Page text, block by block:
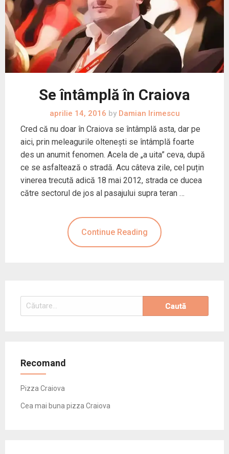
Se întâmplă în Craiova
aprilie 14, 2016 byDamian Irimescu
Cred că nu doar în Craiova se întâmplă asta, dar pe
aici, prin meleagurile oltenești se întâmplă foarte
des un anumit fenomen. Acela de „a uita” ceva, după
ce se asfaltează o stradă. Acu câteva zile, cel puțin
vinerea trecută adică 18 mai 2012, strada ce ducea
către sectorul de jos al pasajului supra teran …
Continue Reading
Caută
după:
Recomand
Pizza Craiova
Cea mai buna pizza Craiova